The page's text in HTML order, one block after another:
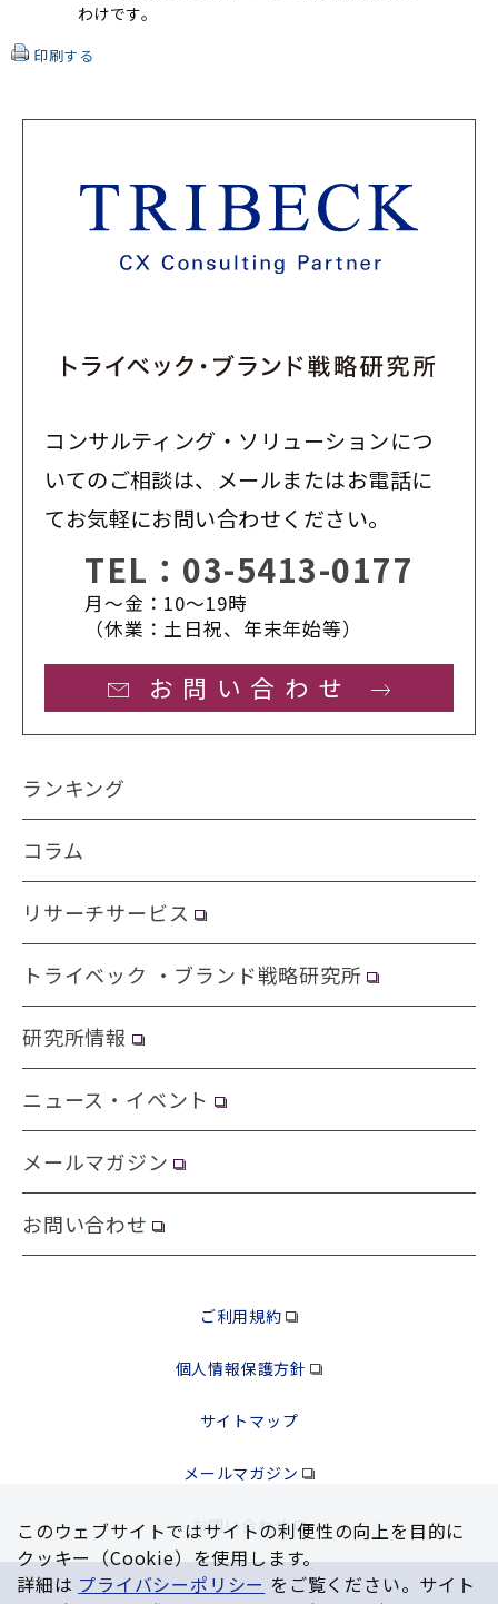
わけです。
印刷する
コンサルティング・ソリューションにつ
いてのご相談は、メールまたはお電話に
てお気軽にお問い合わせください。
TEL： 03-5413-0177
月〜金：10〜19時
（休業：土日祝、年末年始等）
お問い合わせ
ランキング
コラム
リサーチサービス
トライベック ・ブランド戦略研究所
研究所情報
ニュース・イベント
メールマガジン
お問い合わせ
ご利用規約
個人情報保護方針
サイトマップ
メールマガジン
お問い合わせ
このウェブサイトではサイトの利便性の向上を⽬的に
クッキー（Cookie）を使⽤します。
詳細は プライバシーポリシー をご覧ください。サイト